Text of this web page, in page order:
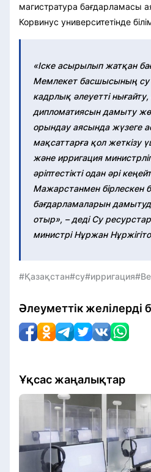
магистратура бағдарламасы
Корвинус университетінде
«Іске асырылып жатқан
Мемлекет басшысының су
кадрлық әлеуетті
дипломатиясын дамыту
орындау аясында жүзеге
мақсаттарға қол жеткізу
және ирригация
әріптестікті одан әрі
Мажарстанмен бірлескен
бағдарламаларын
отыр», – деді Су
министрі Нұржан
#Қазақстан#су#ирригация
Әлеуметтік желілерді
Ұқсас жаңалықтар